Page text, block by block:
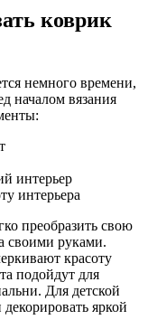
коврик
немного времени,
началом вязания
интерьер
интерьера
преобразить свою
своими руками.
красоту
подойдут для
Для детской
яркой